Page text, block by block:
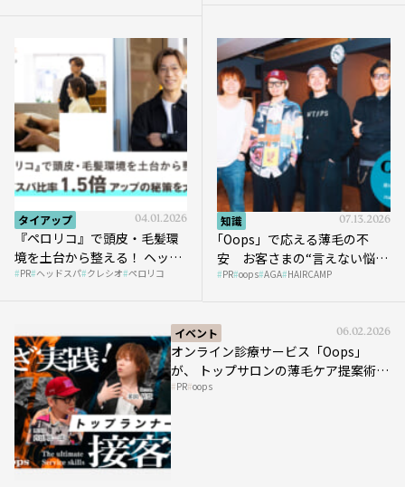
タイアップ 04.01.2026
『ペロリコ』で頭皮・毛髪環
境を土台から整える！ ヘッド
スパ比率1.5倍アップの秘策を
PR ヘッドスパ クレシオ ペロリコ
知識 07.13.2026
｢Oops」で応える薄毛の不
安 お客さまの“言えない悩
み”にどう向き合う？ ＃01
PR oops AGA HAIRCAMP
イベント 06.02.2026
オンライン診療サービス「Oops」
が、 トップサロンの薄毛ケア提案術を
HAIRCAMPで公開！
PR oops